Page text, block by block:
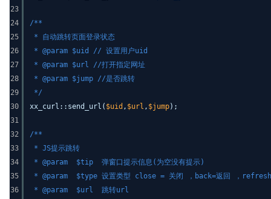
23
24
25
26
27
28
29
30
31
32
33
34
35
36
/**
* 自动跳转页面登录状态
* @param $uid // 设置用户uid
* @param $url //打开指定网址
* @param $jump //是否跳转
*/
xx_curl::send_url( $uid , $url , $jump);
/**
* JS提示跳转
* @param $tip 弹窗口提示信息(为空没有提示)
* @param $type 设置类型 close = 关闭 ，back=返回 ，
* @param $url 跳转url